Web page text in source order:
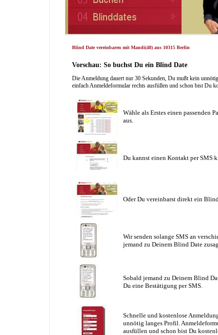
Blind Date vereinbaren mit Mandi(48) aus 10315 Berlin
Vorschau: So buchst Du ein Blind Date
Die Anmeldung dauert nur 30 Sekunden, Du mußt kein
einfach Anmeldeformular rechts ausfüllen und schon bist Du
Wähle als Erstes einen passenden
aus.
Du kannst einen Kontakt per SMS
Oder Du vereinbarst direkt ein
Wir senden solange SMS an
jemand zu Deinem Blind Date
Sobald jemand zu Deinem Blind
Du eine Bestätigung per SMS.
Schnelle und kostenlose
unnötig langes Profil.
ausfüllen und schon bist Du